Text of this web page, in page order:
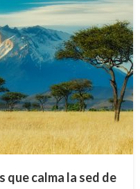
que calma la sed de